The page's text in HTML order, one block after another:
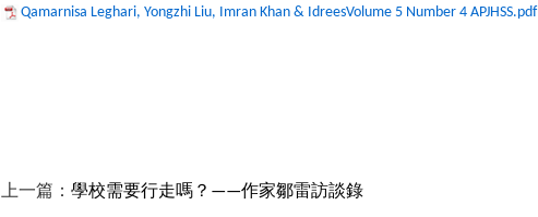
Qamarnisa Leghari, Yongzhi Liu, Imran Khan & IdreesVolume 5 Number 4 APJHSS.pdf
上一篇： 學校需要行走嗎？——作家鄒雷訪談錄